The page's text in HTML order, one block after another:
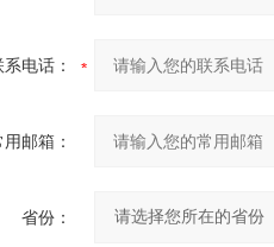
系电话：
用邮箱：
省份：